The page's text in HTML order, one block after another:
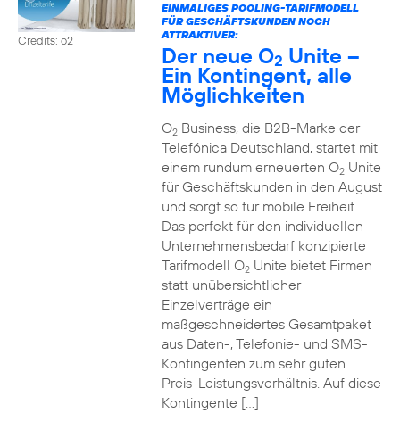
Credits: o2
EINMALIGES POOLING-TARIFMODELL
FÜR GESCHÄFTSKUNDEN NOCH
ATTRAKTIVER:
Der neue O2 Unite –
Ein Kontingent, alle
Möglichkeiten
O2Business, die B2B-Marke der
Telefónica Deutschland, startet mit
einem rundum erneuerten O2Unite
für Geschäftskunden in den August
und sorgt so für mobile Freiheit.
Das perfekt für den individuellen
Unternehmensbedarf konzipierte
Tarifmodell O2Unite bietet Firmen
statt unübersichtlicher
Einzelverträge ein
maßgeschneidertes Gesamtpaket
aus Daten-, Telefonie- und SMS-
Kontingenten zum sehr guten
Preis-Leistungsverhältnis. Auf diese
Kontingente […]